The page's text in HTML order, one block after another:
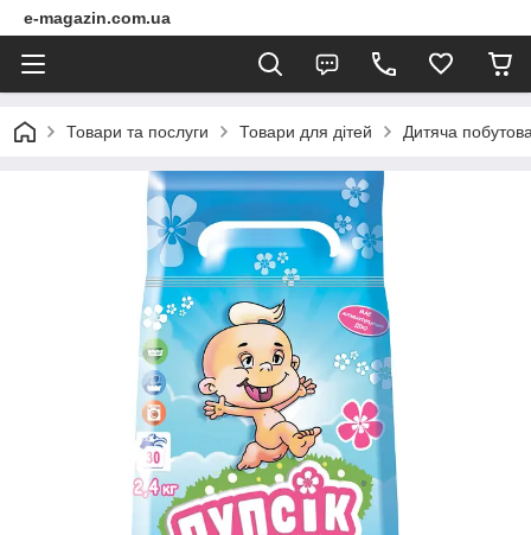
e-magazin.com.ua
Товари та послуги Товари для дітей Дитяча